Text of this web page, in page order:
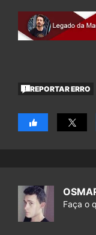
REPORTAR ERRO
Faça o